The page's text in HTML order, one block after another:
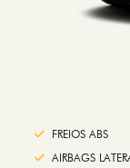
FREIOS ABS
AIRBAGS